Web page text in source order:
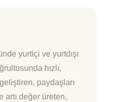
yurtiçi ve yurtdışı
hızlı,
paydaşları
artı değer üreten,